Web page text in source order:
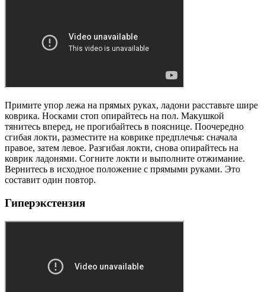
Примите упор лежа на прямых руках, ладони расставьте шире
коврика. Носками стоп опирайтесь на пол. Макушкой
тянитесь вперед, не прогибайтесь в пояснице. Поочередно
сгибая локти, разместите на коврике предплечья: сначала
правое, затем левое. Разгибая локти, снова опирайтесь на
коврик ладонями. Согните локти и выполните отжимание.
Вернитесь в исходное положение с прямыми руками. Это
составит один повтор.
Гиперэкстензия